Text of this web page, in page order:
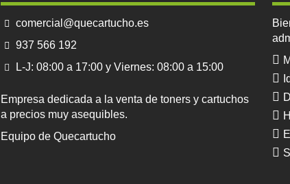
comercial@quecartucho.es
937 566 192
L-J: 08:00 a 17:00 y Viernes: 08:00 a 15:00
Empresa dedicada a la venta de toners y cartuchos
a precios muy asequibles.
Equipo de Quecartucho